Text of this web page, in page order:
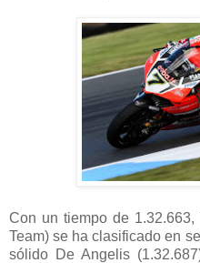
Con un tiempo de
Team) se ha clasificado en
sólido De Angelis